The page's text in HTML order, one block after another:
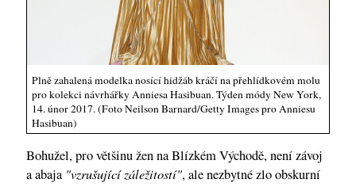
Plně zahalená modelka nosící hidžáb kráčí na přehlídkovém molu
pro kolekci návrhářky Anniesa Hasibuan. Týden módy New York,
14. únor 2017. (Foto Neilson Barnard/Getty Images pro Anniesu
Hasibuan)
Bohužel, pro většinu žen na Blízkém Východě, není závoj
a abaja "vzrušující záležitostí", ale nezbytné zlo obskurní